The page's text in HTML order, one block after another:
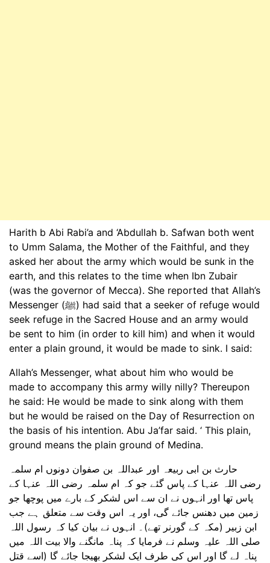
Harith b Abi Rabi’a and ‘Abdullah b. Safwan both went
to Umm Salama, the Mother of the Faithful, and they
asked her about the army which would be sunk in the
earth, and this relates to the time when Ibn Zubair
(was the governor of Mecca). She reported that Allah’s
Messenger (ﷺ) had said that a seeker of refuge would
seek refuge in the Sacred House and an army would
be sent to him (in order to kill him) and when it would
enter a plain ground, it would be made to sink. I said:
Allah’s Messenger, what about him who would be
made to accompany this army willy nilly? Thereupon
he said: He would be made to sink along with them
but he would be raised on the Day of Resurrection on
the basis of his intention. Abu Ja’far said. ‘ This plain,
ground means the plain ground of Medina.
حارث بن ابی ربیعہ اور عبداللہ بن صفوان دونوں ام سلمہ
رضی اللہ عنہا کے پاس گئے جو کہ ام سلمہ رضی اللہ عنہا کے
پاس تھا اور انہوں نے ان سے اس لشکر کے بارے میں پوچھا جو
زمین میں دھنس جائے گی، اور یہ اس وقت سے متعلق ہے جب
ابن زبیر (مکہ کے گورنر تھے)۔ انہوں نے بیان کیا کہ رسول اللہ
صلی اللہ علیہ وسلم نے فرمایا کہ پناہ مانگنے والا بیت اللہ میں
پناہ لے گا اور اس کی طرف ایک لشکر بھیجا جائے گا (اسے قتل